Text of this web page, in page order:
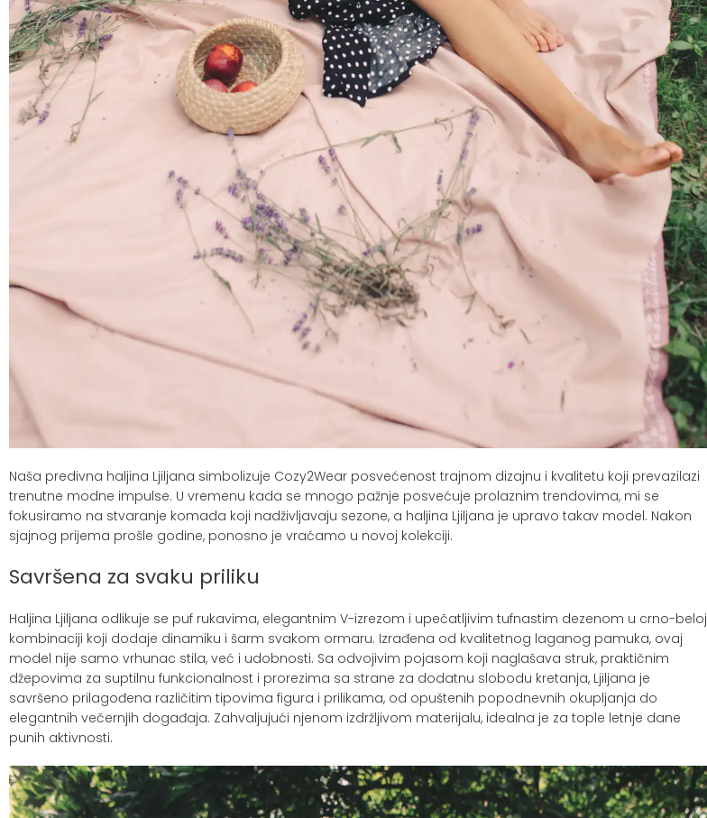
Naša predivna haljina Ljiljana simbolizuje Cozy2Wear posvećenost trajnom dizajnu i kvalitetu koji prevazilazi
trenutne modne impulse. U vremenu kada se mnogo pažnje posvećuje prolaznim trendovima, mi se
fokusiramo na stvaranje komada koji nadživljavaju sezone, a haljina Ljiljana je upravo takav model. Nakon
sjajnog prijema prošle godine, ponosno je vraćamo u novoj kolekciji.
Savršena za svaku priliku
Haljina Ljiljana odlikuje se puf rukavima, elegantnim V-izrezom i upečatljivim tufnastim dezenom u crno-beloj
kombinaciji koji dodaje dinamiku i šarm svakom ormaru. Izrađena od kvalitetnog laganog pamuka, ovaj
model nije samo vrhunac stila, već i udobnosti. Sa odvojivim pojasom koji naglašava struk, praktičnim
džepovima za suptilnu funkcionalnost i prorezima sa strane za dodatnu slobodu kretanja, Ljiljana je
savršeno prilagođena različitim tipovima figura i prilikama, od opuštenih popodnevnih okupljanja do
elegantnih večernjih događaja. Zahvaljujući njenom izdržljivom materijalu, idealna je za tople letnje dane
punih aktivnosti.